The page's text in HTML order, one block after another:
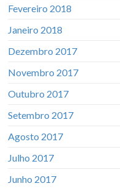
Fevereiro 2018
Janeiro 2018
Dezembro 2017
Novembro 2017
Outubro 2017
Setembro 2017
Agosto 2017
Julho 2017
Junho 2017